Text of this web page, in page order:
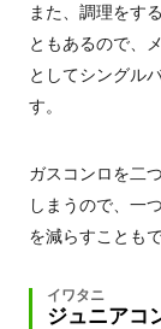
また、調理をす
ともあるので、
としてシングル
す。
ガスコンロを二
しまうので、一
を減らすことも
イワタニ
ジュニアコ